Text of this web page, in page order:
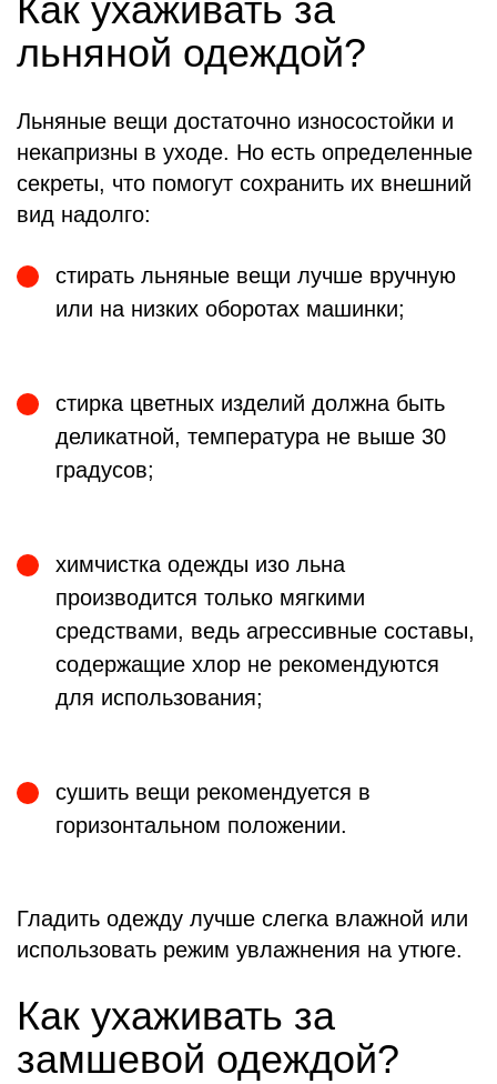
Как ухаживать за
льняной одеждой?
Льняные вещи достаточно износостойки и
некапризны в уходе. Но есть определенные
секреты, что помогут сохранить их внешний
вид надолго:
стирать льняные вещи лучше вручную
или на низких оборотах машинки;
стирка цветных изделий должна быть
деликатной, температура не выше 30
градусов;
химчистка одежды изо льна
производится только мягкими
средствами, ведь агрессивные составы,
содержащие хлор не рекомендуются
для использования;
сушить вещи рекомендуется в
горизонтальном положении.
Гладить одежду лучше слегка влажной или
использовать режим увлажнения на утюге.
Как ухаживать за
замшевой одеждой?